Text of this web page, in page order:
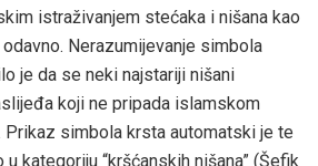
istraživanjem stećaka i nišana kao
Nerazumijevanje simbola
je da se neki najstariji nišani
koji ne pripada islamskom
simbola krsta automatski je te
kategoriju “kršćanskih nišana” (Šefik